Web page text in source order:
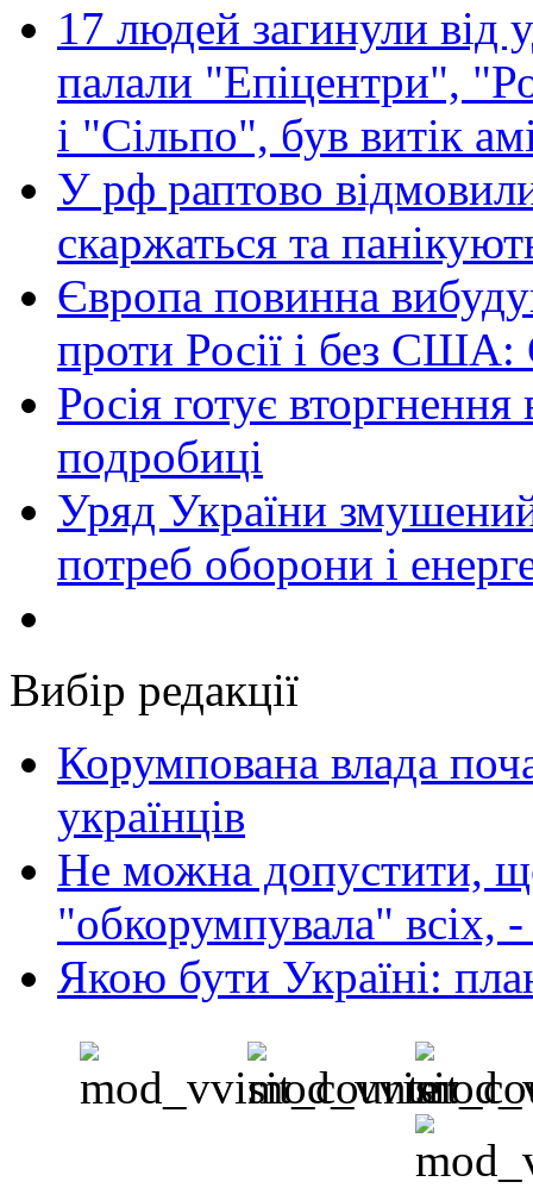
17 людей загинули від
палали "Епіцентри",
і "Сільпо", був витік
У рф раптово
скаржаться та
Європа повинна
проти Росії і без США:
Росія готує вторгнення
подробиці
Уряд України
потреб оборони і
Вибір редакції
Корумпована влада
українців
Не можна допустити,
"обкорумпувала" всіх,
Якою бути Україні: